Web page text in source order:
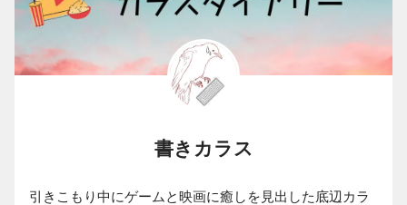
書きカラス
引きこもり中にゲームと映画に癒しを見出した底辺カラ